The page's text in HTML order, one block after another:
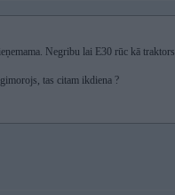
Negribu lai E30 rūc kā traktors
tas citam ikdiena ?